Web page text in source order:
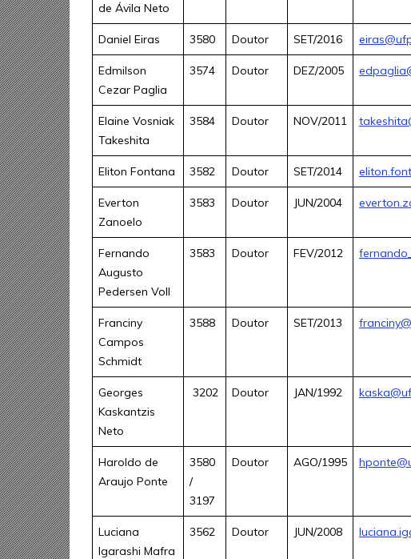
de Ávila Neto
Daniel Eiras 3580 Doutor SET/2016
Edmilson
Cezar Paglia
3574 Doutor DEZ/2005
Elaine Vosniak
Takeshita
3584 Doutor NOV/2011
Eliton Fontana 3582 Doutor SET/2014
Everton
Zanoelo
3583 Doutor JUN/2004
Fernando
Augusto
Pedersen Voll
3583 Doutor FEV/2012
Franciny
Campos
Schmidt
3588 Doutor SET/2013
Georges
Kaskantzis
Neto
3202 Doutor JAN/1992
Haroldo de
Araujo Ponte
3580
/
3197
Doutor AGO/1995
Luciana
Igarashi Mafra
3562 Doutor JUN/2008